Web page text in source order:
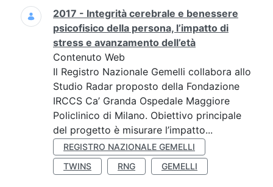
2017 - Integrità cerebrale e benessere
psicofisico della persona, l’impatto di
stress e avanzamento dell’età
Contenuto Web
Il Registro Nazionale Gemelli collabora allo
Studio Radar proposto della Fondazione
IRCCS Ca’ Granda Ospedale Maggiore
Policlinico di Milano. Obiettivo principale
del progetto è misurare l’impatto...
REGISTRO NAZIONALE GEMELLI
TWINS
RNG GEMELLI